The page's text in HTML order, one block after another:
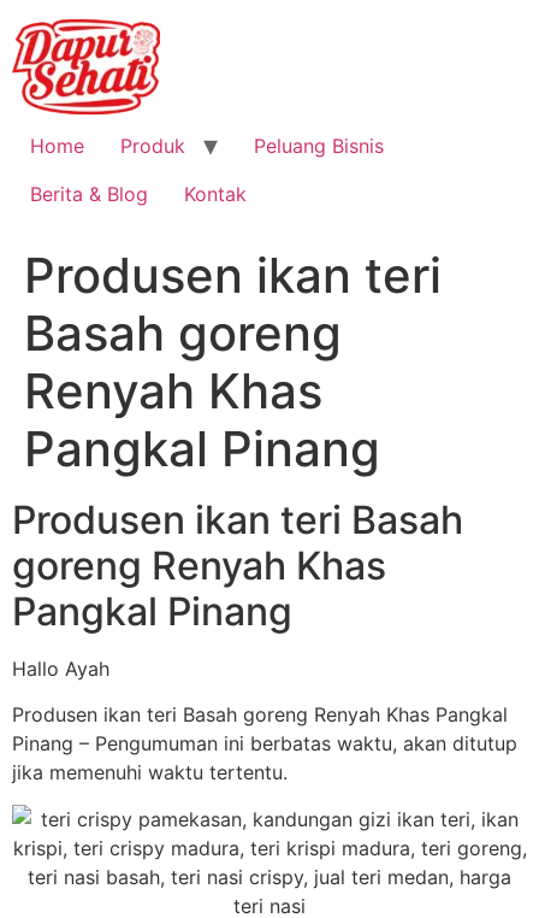
Home Produk
Peluang Bisnis
Berita & Blog
Kontak
Produsen ikan teri
Basah goreng
Renyah Khas
Pangkal Pinang
Produsen ikan teri Basah
goreng Renyah Khas
Pangkal Pinang
Hallo Ayah
Produsen ikan teri Basah goreng Renyah Khas Pangkal
Pinang – Pengumuman ini berbatas waktu, akan ditutup
jika memenuhi waktu tertentu.